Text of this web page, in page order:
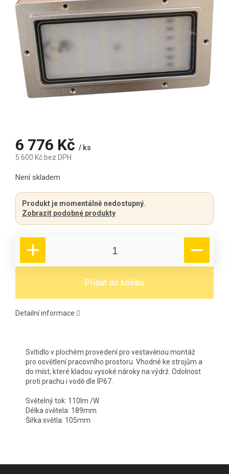
6 776 Kč / ks
5 600 Kč bez DPH
Není skladem
Produkt je momentálně nedostupný.
Zobrazit podobné produkty
Přidat do košíku
Detailní informace
Svítidlo v plochém provedení pro vestavěnou montáž
pro osvětlení pracovního prostoru. Vhodné ke strojům a
do míst, které kladou vysoké nároky na výdrž. Odolnost
proti prachu i vodě dle IP67.
Světelný tok: 110lm /W
Délka světela: 189mm
Šířka světla: 105mm